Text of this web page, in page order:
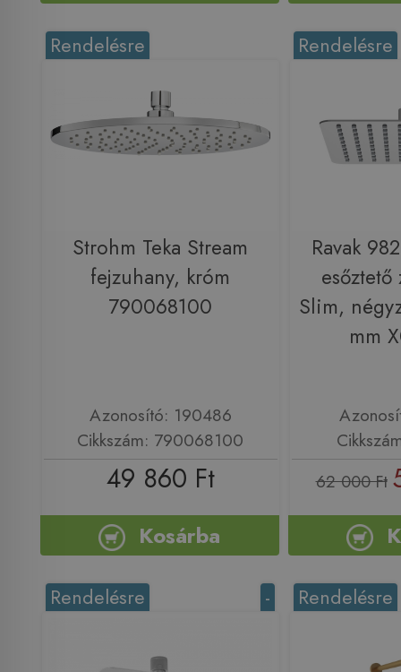
Rendelésre
Strohm Teka Stream
fejzuhany, króm
790068100
Azonosító: 190486
Cikkszám: 790068100
49 860 Ft
Kosárba
Rendelésre
Ravak
Slim,
mm
62 000 Ft
-
Rendelésre Rendelésre